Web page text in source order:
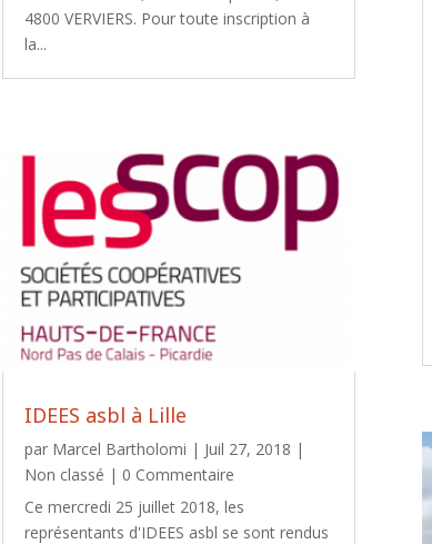
4800 VERVIERS. Pour toute inscription à
la...
IDEES asbl à Lille
par Marcel Bartholomi | Juil 27, 2018 |
Non classé | 0 Commentaire
Ce mercredi 25 juillet 2018, les
représentants d'IDEES asbl se sont rendus